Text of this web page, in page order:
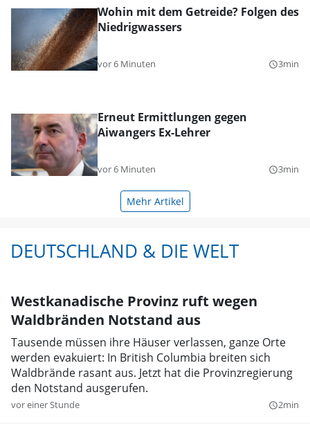
Wohin mit dem Getreide? Folgen des
Niedrigwassers
vor 6 Minuten query_builder3min
Erneut Ermittlungen gegen
Aiwangers Ex-Lehrer
vor 6 Minuten query_builder3min
Mehr Artikel
DEUTSCHLAND & DIE WELT
Westkanadische Provinz ruft wegen
Waldbränden Notstand aus
Tausende müssen ihre Häuser verlassen, ganze Orte
werden evakuiert: In British Columbia breiten sich
Waldbrände rasant aus. Jetzt hat die Provinzregierung
den Notstand ausgerufen.
vor einer Stunde query_builder2min